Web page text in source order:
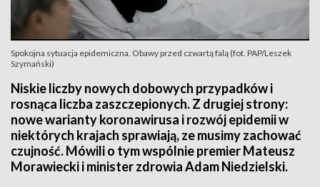
Spokojna sytuacja epidemiczna. Obawy przed czwartą falą (fot. PAP/Leszek
Szymański)
Niskie liczby nowych dobowych przypadków i
rosnąca liczba zaszczepionych. Z drugiej strony:
nowe warianty koronawirusa i rozwój epidemii w
niektórych krajach sprawiają, ze musimy zachować
czujność. Mówili o tym wspólnie premier Mateusz
Morawiecki i minister zdrowia Adam Niedzielski.